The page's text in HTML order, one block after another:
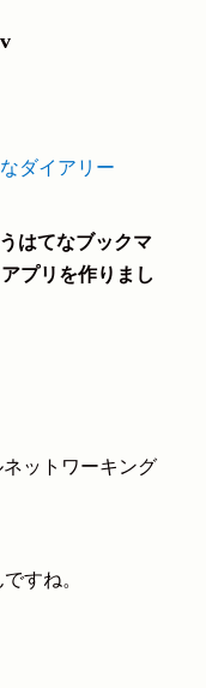
ダイアリー
はてなブックマ
プリを作りまし
ットワーキング
すね。